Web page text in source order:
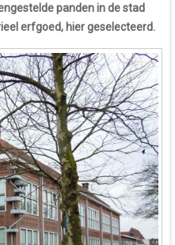
panden in de stad
erfgoed, hier geselecteerd.